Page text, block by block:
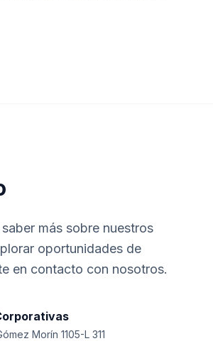
más sobre nuestros
oportunidades de
en contacto con nosotros.
Morín 1105-L 311